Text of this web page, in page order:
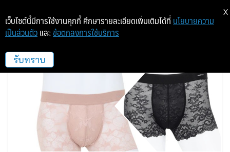
วาโก้
เว็บไซต์นี้มีการใช้งานคุกกี้ ศึกษารายละเอียดเพิ่มเติมได้ที่ นโยบายความ
เป็นส่วนตัว และ ข้อตกลงการใช้บริการ
รับทราบ
X